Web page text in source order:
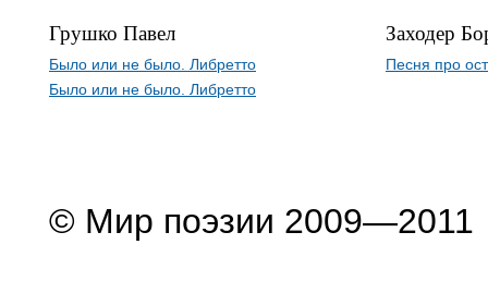
Грушко Павел
Было или не было. Либретто
Было или не было. Либретто
Заходер
Песня про
© Мир поэзии 2009—2011